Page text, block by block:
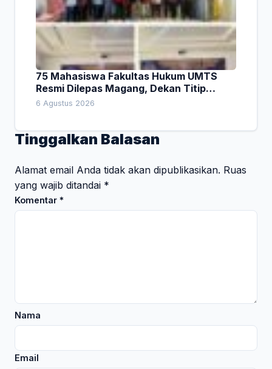
75 Mahasiswa Fakultas Hukum UMTS
Resmi Dilepas Magang, Dekan Titip
Empat Pesan Penting
6 Agustus 2026
Tinggalkan Balasan
Alamat email Anda tidak akan dipublikasikan. Ruas
yang wajib ditandai *
Komentar *
Nama
Email